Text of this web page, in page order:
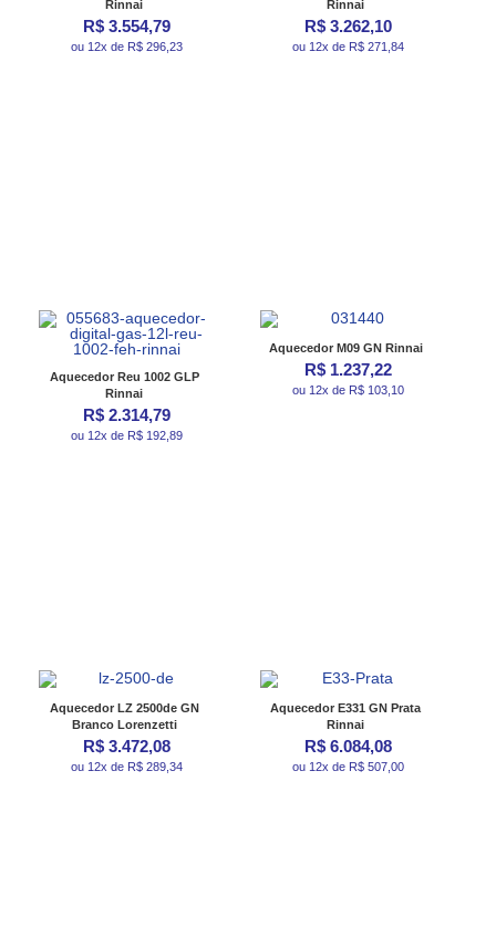
Rinnai
R$ 3.554,79
ou 12x de R$ 296,23
Rinnai
R$ 3.262,10
ou 12x de R$ 271,84
Aquecedor Reu 1002 GLP
Rinnai
R$ 2.314,79
ou 12x de R$ 192,89
Aquecedor M09 GN Rinnai
R$ 1.237,22
ou 12x de R$ 103,10
Aquecedor LZ 2500de GN
Branco Lorenzetti
R$ 3.472,08
ou 12x de R$ 289,34
Aquecedor E331 GN Prata
Rinnai
R$ 6.084,08
ou 12x de R$ 507,00